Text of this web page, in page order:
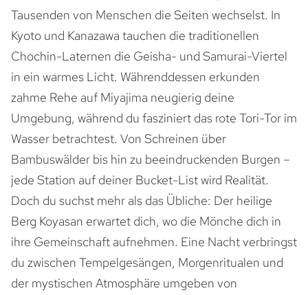
Tausenden von Menschen die Seiten wechselst. In
Kyoto und Kanazawa tauchen die traditionellen
Chochin-Laternen die Geisha- und Samurai-Viertel
in ein warmes Licht. Währenddessen erkunden
zahme Rehe auf Miyajima neugierig deine
Umgebung, während du fasziniert das rote Tori-Tor im
Wasser betrachtest. Von Schreinen über
Bambuswälder bis hin zu beeindruckenden Burgen –
jede Station auf deiner Bucket-List wird Realität.
Doch du suchst mehr als das Übliche: Der heilige
Berg Koyasan erwartet dich, wo die Mönche dich in
ihre Gemeinschaft aufnehmen. Eine Nacht verbringst
du zwischen Tempelgesängen, Morgenritualen und
der mystischen Atmosphäre umgeben von